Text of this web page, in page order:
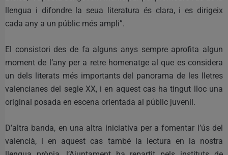
llengua i difondre la seua literatura és clara, i es dirigeix
cada any a un públic més ampli”.
El consistori des de fa alguns anys sempre aprofita algun
moment de l’any per a retre homenatge al que es considera
un dels literats més importants del panorama de les lletres
valencianes del segle XX, i en aquest cas ha tingut lloc una
original posada en escena orientada al públic juvenil.
D’altra banda, en una altra iniciativa per a fomentar l’ús del
valencià, i en aquest cas també la lectura en la nostra